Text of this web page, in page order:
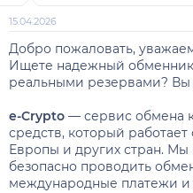
ы
15.04.2026
Добро пожаловать,
Ищете надежный
реальными резервами? Вы
e-Crypto — сервис обмена
средств, который
Европы и других стран.
безопасно проводить
международные платежи